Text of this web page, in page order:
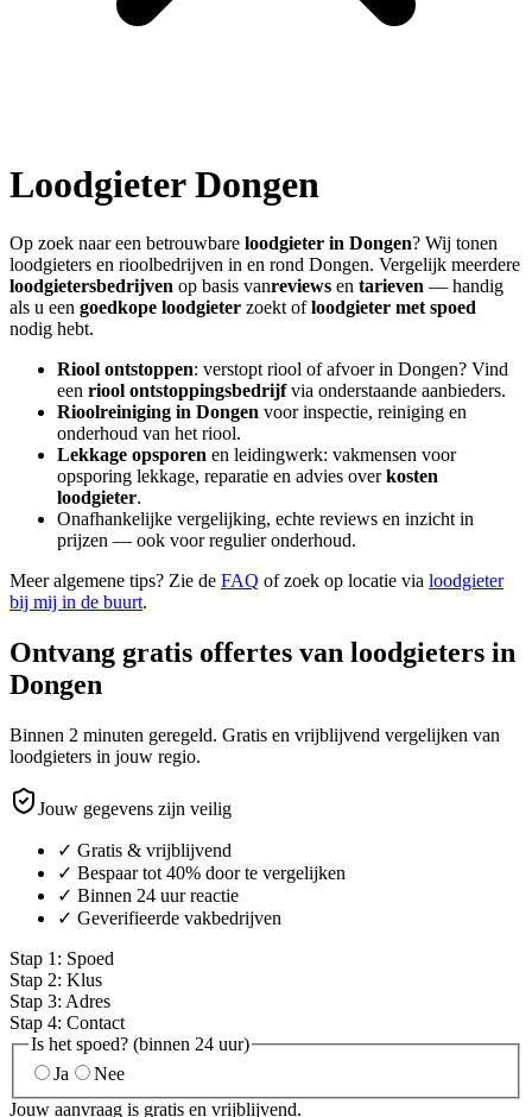
LoodgieterDongen
Op zoek naar een betrouwbare loodgieter in Dongen? Wij tonen
loodgieters en rioolbedrijven in en rond Dongen. Vergelijk meerdere
loodgietersbedrijven op basis vanreviews en tarieven — handig
als u een goedkope loodgieter zoekt ofloodgieter met spoed
nodig hebt.
Riool ontstoppen: verstopt riool of afvoer in Dongen? Vind
een riool ontstoppingsbedrijfvia onderstaande aanbieders.
Rioolreiniging in Dongen voor inspectie, reiniging en
onderhoud van het riool.
Lekkage opsporen en leidingwerk: vakmensen voor
opsporing lekkage, reparatie en advies overkosten
loodgieter.
Onafhankelijke vergelijking, echte reviews en inzicht in
prijzen — ook voor regulier onderhoud.
Meer algemene tips? Zie de FAQ of zoek op locatie via loodgieter
bij mij in de buurt.
Ontvang gratis offertes van loodgieters in
Dongen
Binnen 2 minuten geregeld. Gratis en vrijblijvend vergelijken van
loodgieters in jouw regio.
Jouw gegevens zijn veilig
✓ Gratis & vrijblijvend
✓ Bespaar tot 40% door te vergelijken
✓ Binnen 24 uur reactie
✓ Geverifieerde vakbedrijven
Stap 1 : Spoed
Stap 2: Klus
Stap 3: Adres
Stap 4: Contact
Is het spoed? (binnen 24 uur)
Ja
Nee
Jouw aanvraag is gratis en vrijblijvend.